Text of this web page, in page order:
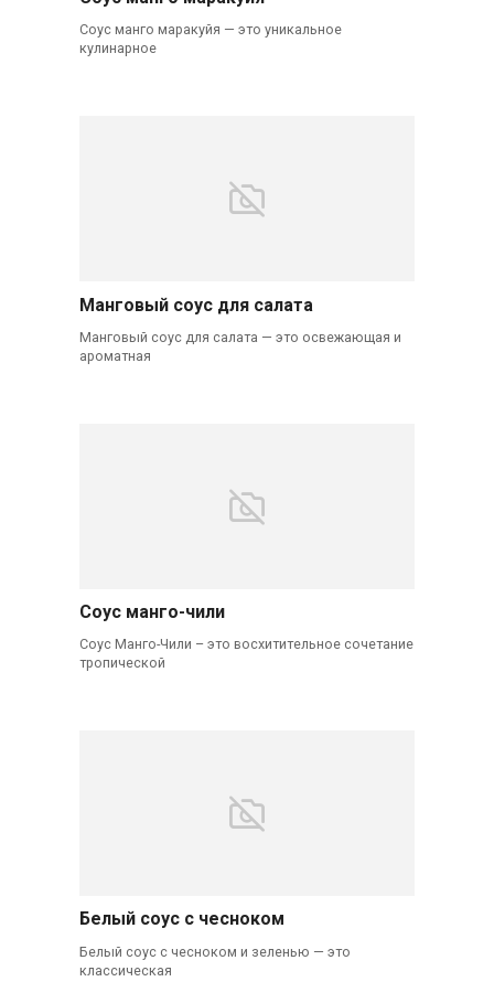
Соус манго маракуйя — это уникальное
кулинарное
Манговый соус для салата
Манговый соус для салата — это освежающая и
ароматная
Соус манго-чили
Соус Манго-Чили – это восхитительное сочетание
тропической
Белый соус с чесноком
Белый соус с чесноком и зеленью — это
классическая